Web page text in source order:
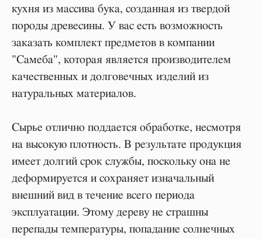
кухня из массива бука, созданная из твердой
породы древесины. У вас есть возможность
заказать комплект предметов в компании
"Самеба", которая является производителем
качественных и долговечных изделий из
натуральных материалов.
Сырье отлично поддается обработке, несмотря
на высокую плотность. В результате продукция
имеет долгий срок службы, поскольку она не
деформируется и сохраняет изначальный
внешний вид в течение всего периода
эксплуатации. Этому дереву не страшны
перепады температуры, попадание солнечных